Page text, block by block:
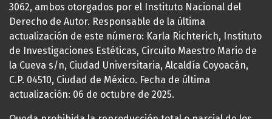
3062, ambos otorgados por el Instituto Nacional del
Derecho de Autor. Responsable de la última
actualización de este número: Karla Richterich, Instituto
de Investigaciones Estéticas, Circuito Maestro Mario de
la Cueva s/n, Ciudad Universitaria, Alcaldía Coyoacán,
C.P. 04510, Ciudad de México. Fecha de última
actualización: 06 de octubre de 2025.